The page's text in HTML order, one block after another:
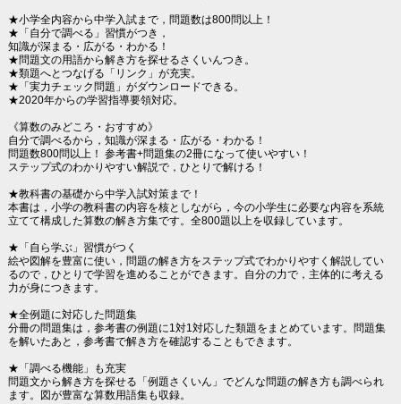
★小学全内容から中学入試まで，問題数は800問以上！
★「自分で調べる」習慣がつき，
知識が深まる・広がる・わかる！
★問題文の用語から解き方を探せるさくいんつき。
★類題へとつなげる「リンク」が充実。
★「実力チェック問題」がダウンロードできる。
★2020年からの学習指導要領対応。
《算数のみどころ・おすすめ》
自分で調べるから，知識が深まる・広がる・わかる！
問題数800問以上！ 参考書+問題集の2冊になって使いやすい！
ステップ式のわかりやすい解説で，ひとりで解ける！
★教科書の基礎から中学入試対策まで！
本書は，小学の教科書の内容を核としながら，今の小学生に必要な内容を系統
立てて構成した算数の解き方集です。全800題以上を収録しています。
★「自ら学ぶ」習慣がつく
絵や図解を豊富に使い，問題の解き方をステップ式でわかりやすく解説してい
るので，ひとりで学習を進めることができます。自分の力で，主体的に考える
力が身につきます。
★全例題に対応した問題集
分冊の問題集は，参考書の例題に1対1対応した類題をまとめています。問題集
を解いたあと，参考書で解き方を確認することもできます。
★「調べる機能」も充実
問題文から解き方を探せる「例題さくいん」でどんな問題の解き方も調べられ
ます。図が豊富な算数用語集も収録。